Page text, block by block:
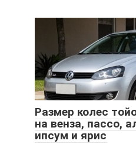
Размер колес
на венза, пассо,
ипсум и ярис